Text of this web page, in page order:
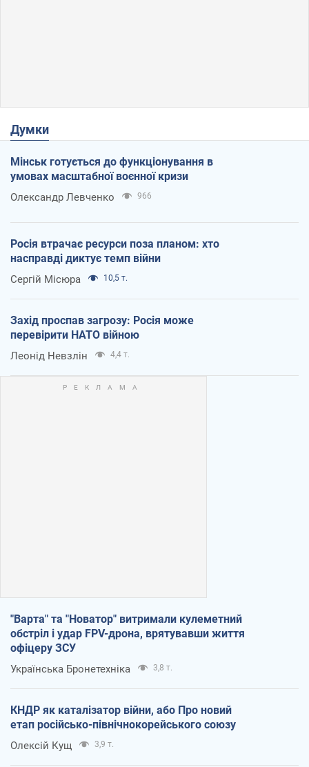
Думки
Мінськ готується до функціонування в
умовах масштабної воєнної кризи
Олександр Левченко 966
Росія втрачає ресурси поза планом: хто
насправді диктує темп війни
Сергій Місюра 10,5 т.
Захід проспав загрозу: Росія може
перевірити НАТО війною
Леонід Невзлін 4,4 т.
"Варта" та "Новатор" витримали кулеметний
обстріл і удар FPV-дрона, врятувавши життя
офіцеру ЗСУ
Українська Бронетехніка 3,8 т.
КНДР як каталізатор війни, або Про новий
етап російсько-північнокорейського союзу
Олексій Кущ 3,9 т.